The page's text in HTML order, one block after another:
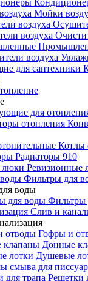
Мойки
для
Котлы
Радиаторы 910
Ревизионные
Фильтры для
воды
Фильтры
Слив и
Гофры и
Донные
Душевые
смыва для
Решетки